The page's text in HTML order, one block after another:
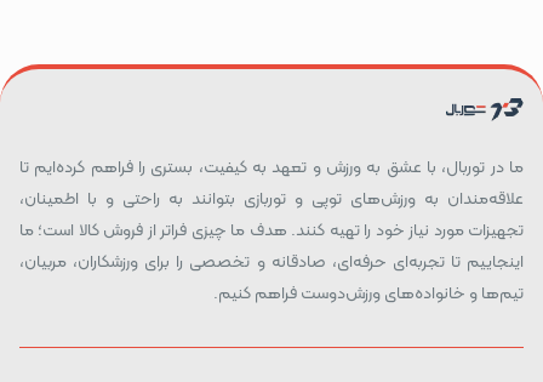
ما در توربال، با عشق به ورزش و تعهد به کیفیت، بستری را فراهم کرده‌ایم تا
علاقه‌مندان به ورزش‌های توپی و توربازی بتوانند به راحتی و با اطمینان،
تجهیزات مورد نیاز خود را تهیه کنند. هدف ما چیزی فراتر از فروش کالا است؛ ما
اینجاییم تا تجربه‌ای حرفه‌ای، صادقانه و تخصصی را برای ورزشکاران، مربیان،
تیم‌ها و خانواده‌های ورزش‌دوست فراهم کنیم.